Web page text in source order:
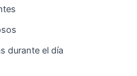
durante el día